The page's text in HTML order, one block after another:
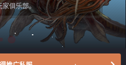
家俱乐部。